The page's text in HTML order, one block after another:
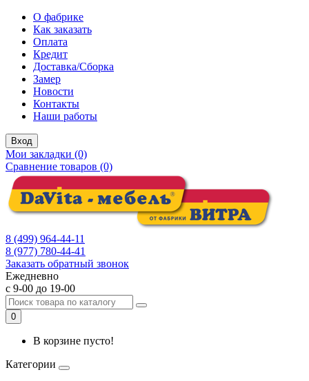
О фабрике
Как заказать
Оплата
Кредит
Доставка/Сборка
Замер
Новости
Контакты
Наши работы
Вход
Мои закладки (0)
Сравнение товаров (0)
8 (499) 964-44-11
8 (977) 780-44-41
Заказать обратный звонок
Ежедневно
с 9-00 до 19-00
0
В корзине пусто!
Категории